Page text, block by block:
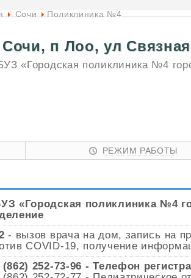
Сочи Поликлиника №4
п Лоо, ул
«Городская поликлиника №4
РЕЖИМ РАБОТЫ
«Городская поликлиника №4
- вызов врача на дом, запись на
COVID-19, получение
(862) 252-73-96 - Телефон